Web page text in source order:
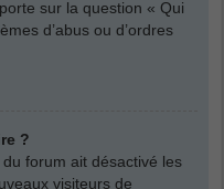
sur la question « Qui
d’abus ou d’ordres
?
forum ait désactivé les
visiteurs de